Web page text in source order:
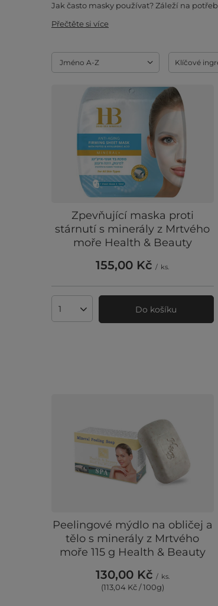
Jak často masky používat? Záleží na
Přečtěte si více
Změnit řazení
Jméno A-Z Klíčové
Zpevňující maska ​​proti
stárnutí s minerály z Mrtvého
moře Health & Beauty
155,00 Kč / ks.
Množství produktůDo košíku
Peelingové mýdlo na obličej a
tělo s minerály z Mrtvého
moře 115 g Health & Beauty
130,00 Kč / ks.
(113,04 Kč / 100g)